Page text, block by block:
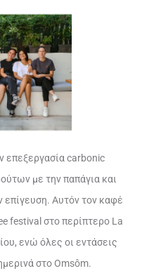
επεξεργασία carbonic
με την παπάγια και
Αυτόν τον καφέ
festival στο περίπτερο La
ενώ όλες οι εντάσεις
στο Omsôm.